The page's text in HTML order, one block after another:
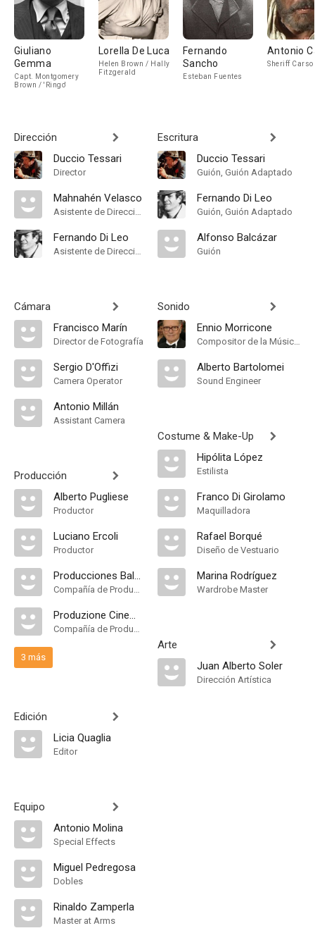
Giuliano
Gemma
Capt. Montgomery
Brown / 'Ringo'
Lorella De Luca
Helen Brown / Hally
Fitzgerald
Fernando
Sancho
Esteban Fuentes
Antonio
Sheriff
Dirección
Duccio Tessari
Director
Mahnahén Velasco
Asistente de Dirección
Fernando Di Leo
Asistente de Dirección
Cámara
Francisco Marín
Director de Fotografía
Sergio D'Offizi
Camera Operator
Antonio Millán
Assistant Camera
Producción
Alberto Pugliese
Productor
Luciano Ercoli
Productor
Producciones Balcázar
Compañía de Produccion
Produzione Cinematografica Mediterranee
Compañía de Produccion
3 más
Edición
Licia Quaglia
Editor
Equipo
Antonio Molina
Special Effects
Miguel Pedregosa
Dobles
Rinaldo Zamperla
Master at Arms
Escritura
Duccio Tessari
Guión, Guión Adaptado
Fernando Di Leo
Guión, Guión Adaptado
Alfonso Balcázar
Guión
Sonido
Ennio Morricone
Compositor de la Música Original
Alberto Bartolomei
Sound Engineer
Costume & Make-Up
Hipólita López
Estilista
Franco Di Girolamo
Maquilladora
Rafael Borqué
Diseño de Vestuario
Marina Rodríguez
Wardrobe Master
Arte
Juan Alberto Soler
Dirección Artística